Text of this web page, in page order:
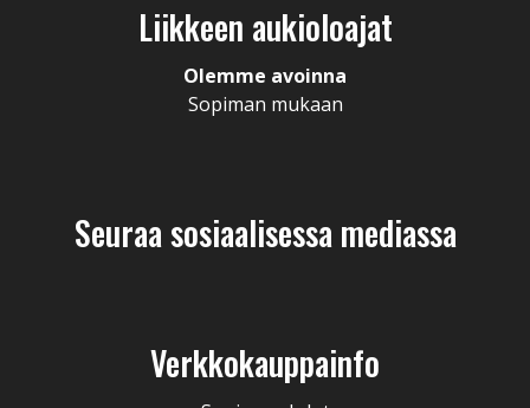
Liikkeen aukioloajat
Olemme avoinna
Sopiman mukaan
Seuraa sosiaalisessa mediassa
Verkkokauppainfo